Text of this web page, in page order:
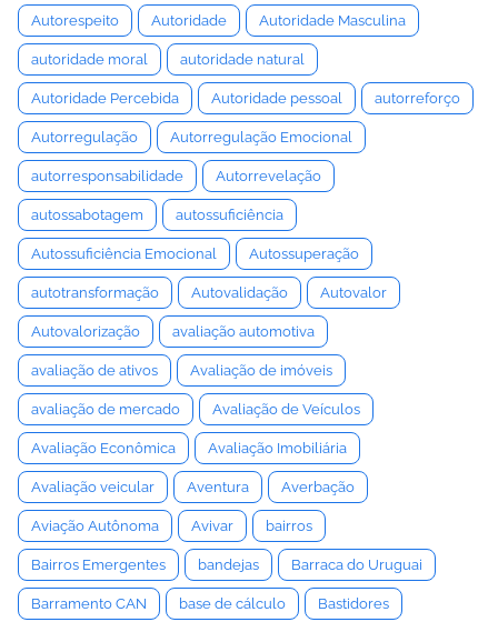
Autorespeito Autoridade Autoridade Masculina
autoridade moral autoridade natural
Autoridade Percebida Autoridade pessoal autorreforço
Autorregulação Autorregulação Emocional
autorresponsabilidade Autorrevelação
autossabotagem autossuficiência
Autossuficiência Emocional Autossuperação
autotransformação Autovalidação Autovalor
Autovalorização avaliação automotiva
avaliação de ativos Avaliação de imóveis
avaliação de mercado Avaliação de Veículos
Avaliação Econômica Avaliação Imobiliária
Avaliação veicular Aventura Averbação
Aviação Autônoma Avivar bairros
Bairros Emergentes bandejas Barraca do Uruguai
Barramento CAN base de cálculo Bastidores